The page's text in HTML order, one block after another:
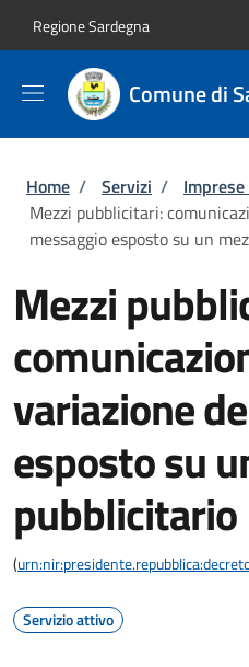
Regione Sardegna
Comune di
Briciole di
Home / Servizi /
Mezzi pubblicitari:
messaggio esposto su un
Mezzi
variazione
esposto su
pubblicitario
(
Servizio attivo